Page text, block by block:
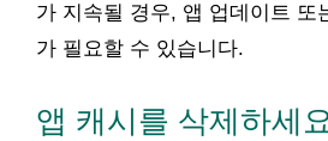
가 지속될 경우, 앱 업데이트 또
가 필요할 수 있습니다.
앱 캐시를 삭제하세요